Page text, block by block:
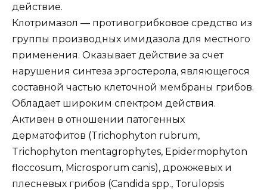
действие.
Клотримазол — противогрибковое средство из
группы производных имидазола для местного
применения. Оказывает действие за счет
нарушения синтеза эргостерола, являющегося
составной частью клеточной мембраны грибов.
Обладает широким спектром действия.
Активен в отношении патогенных
дерматофитов (Trichophyton rubrum,
Trichophyton mentagrophytes, Epidermophyton
floccosum, Microsporum canis), дрожжевых и
плесневых грибов (Candida spp., Torulopsis